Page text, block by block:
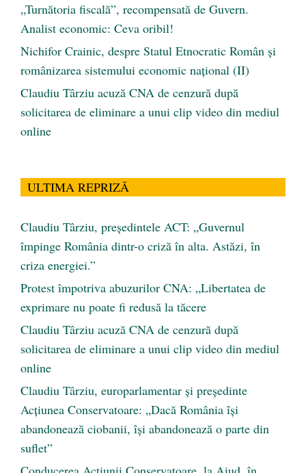
„Turnătoria fiscală”, recompensată de Guvern.
Analist economic: Ceva oribil!
Nichifor Crainic, despre Statul Etnocratic Român şi
românizarea sistemului economic naţional (II)
Claudiu Târziu acuză CNA de cenzură după
solicitarea de eliminare a unui clip video din mediul
online
ULTIMA REPRIZĂ
Claudiu Târziu, președintele ACT: „Guvernul
împinge România dintr-o criză în alta. Astăzi, în
criza energiei.”
Protest împotriva abuzurilor CNA: „Libertatea de
exprimare nu poate fi redusă la tăcere
Claudiu Târziu acuză CNA de cenzură după
solicitarea de eliminare a unui clip video din mediul
online
Claudiu Târziu, europarlamentar și președinte
Acțiunea Conservatoare: „Dacă România își
abandonează ciobanii, își abandonează o parte din
suflet”